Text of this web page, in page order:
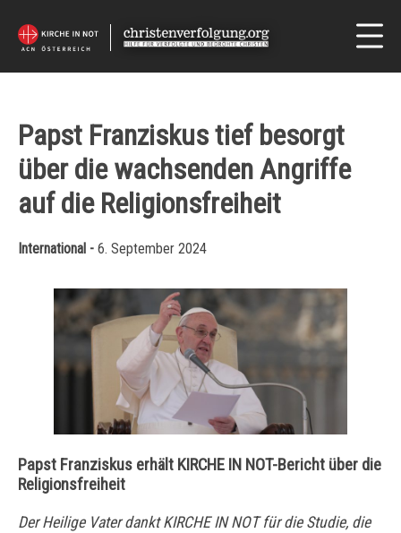
Papst Franziskus tief besorgt
über die wachsenden Angriffe
auf die Religionsfreiheit
International - 6. September 2024
Papst Franziskus erhält KIRCHE IN NOT-Bericht über die
Religionsfreiheit
Der Heilige Vater dankt KIRCHE IN NOT für die Studie, die